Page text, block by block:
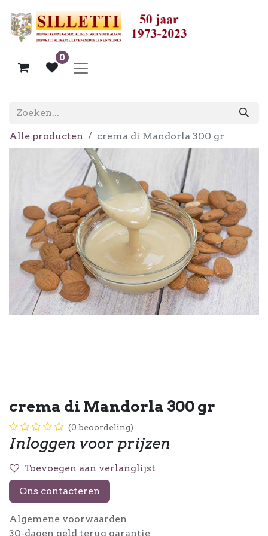
0
Alle producten crema di Mandorla 300 gr
crema di Mandorla 300 gr
(0 beoordeling)
Inloggen voor prijzen
Toevoegen aan verlanglijst
Ons contacteren
Algemene voorwaarden
30-dagen geld terug garantie